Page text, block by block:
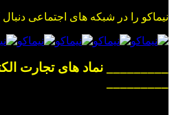
نیماکو را در شبکه های اجتماعی دنبال
_________ نماد های تجارت